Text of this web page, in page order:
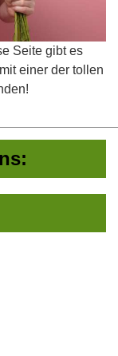
Seite gibt es
einer der tollen